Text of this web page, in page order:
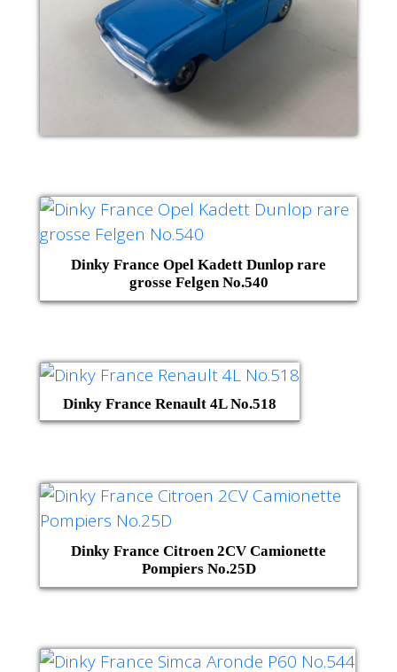
Dinky France Opel Kadett Dunlop rare
grosse Felgen No.540
Dinky France Renault 4L No.518
Dinky France Citroen 2CV Camionette
Pompiers No.25D